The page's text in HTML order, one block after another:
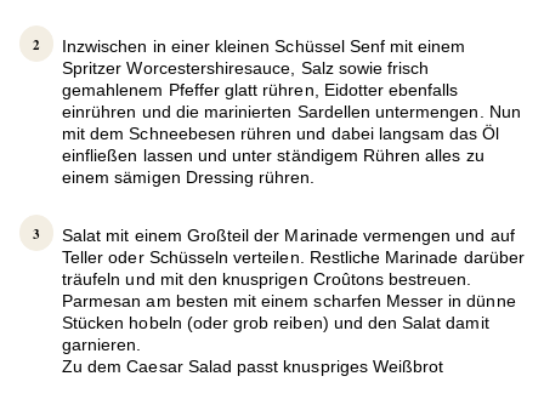
Inzwischen in einer kleinen Schüssel Senf mit einem
Spritzer Worcestershiresauce, Salz sowie frisch
gemahlenem Pfeffer glatt rühren, Eidotter ebenfalls
einrühren und die marinierten Sardellen untermengen. Nun
mit dem Schneebesen rühren und dabei langsam das Öl
einfließen lassen und unter ständigem Rühren alles zu
einem sämigen Dressing rühren.
Salat mit einem Großteil der Marinade vermengen und auf
Teller oder Schüsseln verteilen. Restliche Marinade darüber
träufeln und mit den knusprigen Croûtons bestreuen.
Parmesan am besten mit einem scharfen Messer in dünne
Stücken hobeln (oder grob reiben) und den Salat damit
garnieren.
Zu dem Caesar Salad passt knuspriges Weißbrot